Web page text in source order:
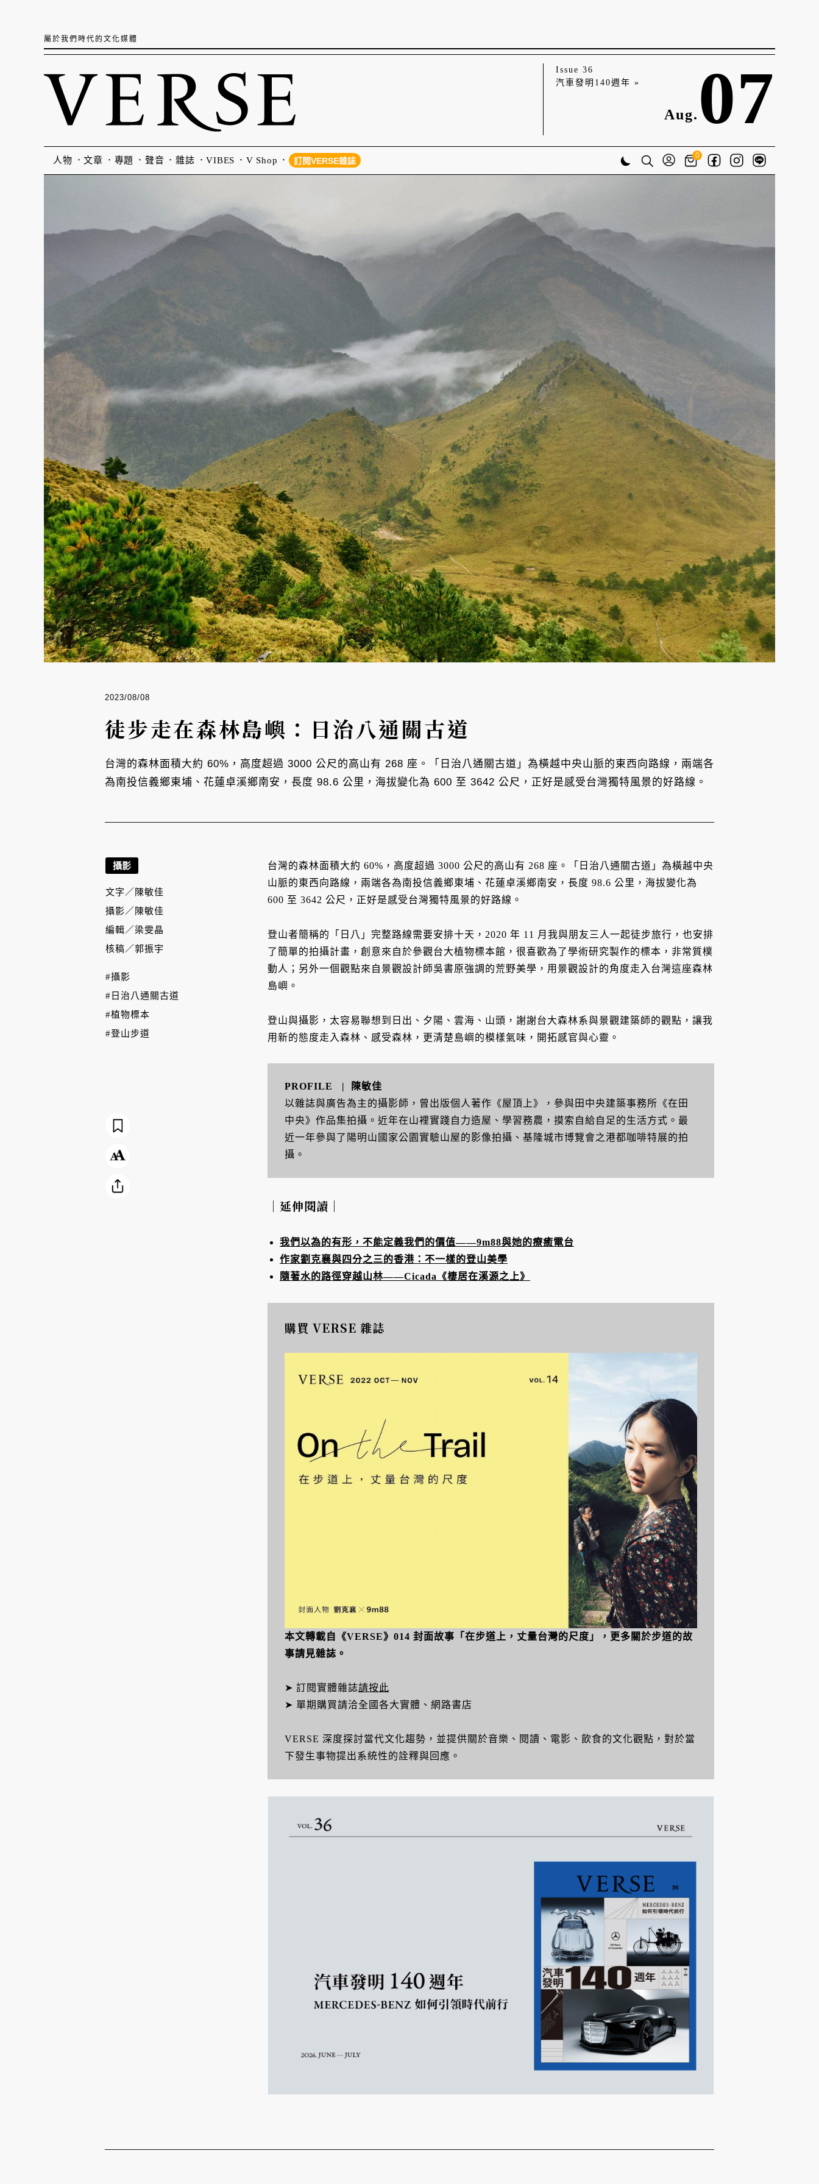
屬於我們時代的文化媒體
Issue 36
汽車發明140週年 »
Aug. 07
人物 文章 專題 聲音 雜誌 VIBES V Shop 訂閱VERSE雜誌
0
2023/08/08
徒步走在森林島嶼：日治八通關古道
台灣的森林面積大約 60%，高度超過 3000 公尺的高山有 268 座。「日治八通關古道」為橫越中央山脈的東西向路線，兩端各
為南投信義鄉東埔、花蓮卓溪鄉南安，長度 98.6 公里，海拔變化為 600 至 3642 公尺，正好是感受台灣獨特風景的好路線。
台灣的森林面積大約 60%，高度超過 3000 公尺的高山有 268 座。「日治八通關古道」為橫越中央
山脈的東西向路線，兩端各為南投信義鄉東埔、花蓮卓溪鄉南安，長度 98.6 公里，海拔變化為
600 至 3642 公尺，正好是感受台灣獨特風景的好路線。
登山者簡稱的「日八」完整路線需要安排十天，2020 年 11 月我與朋友三人一起徒步旅行，也安排
了簡單的拍攝計畫，創意來自於參觀台大植物標本館，很喜歡為了學術研究製作的標本，非常質樸
動人；另外一個觀點來自景觀設計師吳書原強調的荒野美學，用景觀設計的角度走入台灣這座森林
島嶼。
登山與攝影，太容易聯想到日出、夕陽、雲海、山頭，謝謝台大森林系與景觀建築師的觀點，讓我
用新的態度走入森林、感受森林，更清楚島嶼的模樣氣味，開拓感官與心靈。
PROFILE | 陳敏佳
以雜誌與廣告為主的攝影師，曾出版個人著作《屋頂上》，參與田中央建築事務所《在田
中央》作品集拍攝。近年在山裡實踐自力造屋、學習務農，摸索自給自足的生活方式。最
近一年參與了陽明山國家公園實驗山屋的影像拍攝、基隆城市博覽會之港都咖啡特展的拍
攝。
｜延伸閱讀｜
我們以為的有形，不能定義我們的價值——9m88與她的療癒電台
作家劉克襄與四分之三的香港：不一樣的登山美學
隨著水的路徑穿越山林——Cicada《棲居在溪源之上》
購買 VERSE 雜誌
本文轉載自《VERSE》014 封面故事「在步道上，丈量台灣的尺度」，更多關於步道的故
事請見雜誌。
➤ 訂閱實體雜誌請按此
➤ 單期購買請洽全國各大實體、網路書店
VERSE 深度探討當代文化趨勢，並提供關於音樂、閱讀、電影、飲食的文化觀點，對於當
下發生事物提出系統性的詮釋與回應。
攝影
文字／ 陳敏佳
攝影／ 陳敏佳
編輯／梁雯晶
核稿／郭振宇
#攝影
#日治八通關古道
#植物標本
#登山步道